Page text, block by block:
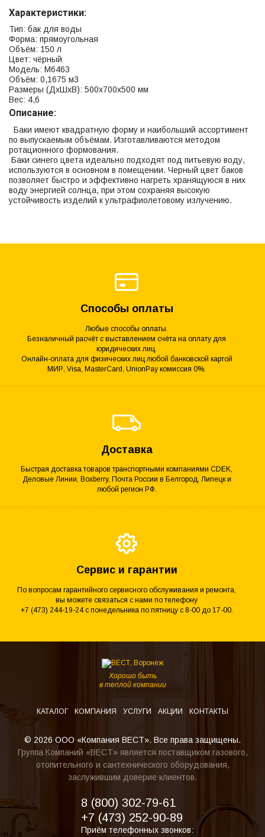
Характеристики:
Тип: бак для воды
Форма: прямоугольная
Объём: 150 л
Цвет: чёрный
Модель: М6463
Объём: 0,1675 м3
Размеры (ДхШхВ): 500х700х500 мм
Вес: 4,6
Описание:
Баки имеют квадратную форму и наибольший ассортимент
по выпускаемым объёмам. Изготавливаются методом
ротационного формования.
Баки синего цвета идеально подходят под питьевую воду,
используются в основном в помещении. Черный цвет баков
позволяет быстро и эффективно нагреть хранящуюся в них
воду энергией солнца, при этом сохраняя высокую
устойчивость изделий к ультрафиолетовому излучению.
Способы оплаты
Любые способы оплаты.
Безналичный расчёт с выставлением счёта на оплату для
юридических лиц.
Онлайн-оплата для физических лиц любой банковской картой
МИР, Visa, MasterCard, UnionPay комиссия 0%.
Доставка
Быстрая доставка товаров транспортными компаниями CDEK,
Деловые Линии, Boxberry, Почта России в Белгород, Липецк и
любой регион РФ.
Сервис и гарантии
По вопросам гарантийного сервисного обслуживания и ремонта,
вы можете связаться с нами по телефону
+7 (473) 244-19-24 с понедельника по пятницу с 8-00 до 17-00.
Хорошо быть
в теплой компании
КАТАЛОГ КОМПАНИЯ УСЛУГИ АКЦИИ КОНТАКТЫ
© 2026 ООО «Компания ВЕСТ». Все права защищены.
Группа Компаний «ВЕСТ» является поставщиком газового,
отопительного и сантехнического оборудования,
заслужившим доверие клиентов.
8 (800) 302-79-61
+7 (473) 252-90-89
Приём телефонных звонков: